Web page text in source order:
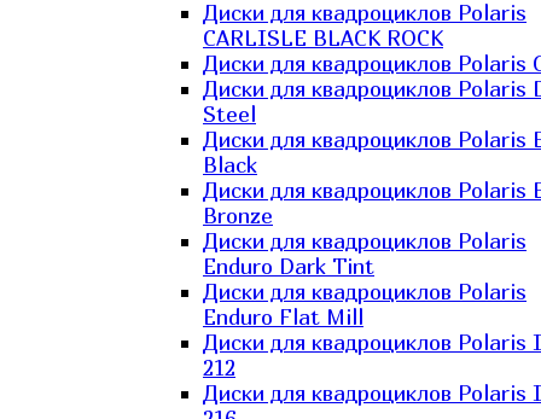
Диски для квадроциклов Polaris
CARLISLE BLACK ROCK
Диски для квадроциклов Polaris
Диски для квадроциклов Polaris
Steel
Диски для квадроциклов Polaris
Black
Диски для квадроциклов Polaris
Bronze
Диски для квадроциклов Polaris
Enduro Dark Tint
Диски для квадроциклов Polaris
Enduro Flat Mill
Диски для квадроциклов Polaris
212
Диски для квадроциклов Polaris